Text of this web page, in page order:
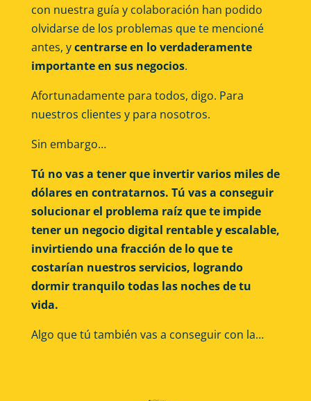
con nuestra guía y colaboración han podido
olvidarse de los problemas que te mencioné
antes, ycentrarse en lo verdaderamente
importante en sus negocios.
Afortunadamente para todos, digo. Para
nuestros clientes y para nosotros.
Sin embargo…
Tú no vas a tener que invertir varios miles de
dólares en contratarnos. Tú vas a conseguir
solucionar el problema raíz que te impide
tener un negocio digital rentable y escalable,
invirtiendo una fracción de lo que te
costarían nuestros servicios, logrando
dormir tranquilo todas las noches de tu
vida.
Algo que tú también vas a conseguir con la…